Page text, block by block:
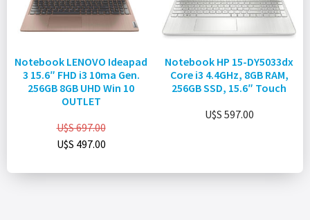
Notebook LENOVO Ideapad
3 15.6″ FHD i3 10ma Gen.
256GB 8GB UHD Win 10
OUTLET
U$S697.00
U$S 497.00
Notebook HP 15-DY5033dx
Core i3 4.4GHz, 8GB RAM,
256GB SSD, 15.6″ Touch
U$S 597.00